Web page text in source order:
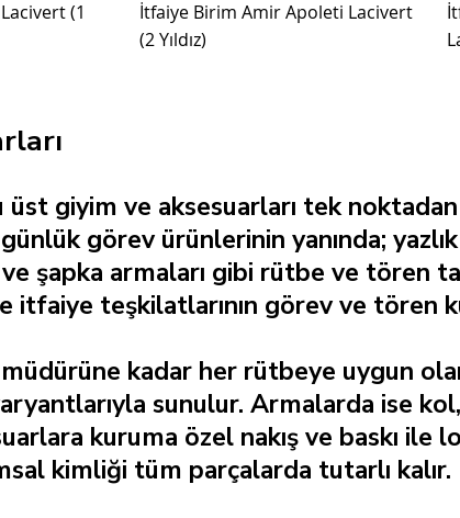
(1
İtfaiye Birim Amir Apoleti Lacivert
(2 Yıldız)
giyim ve aksesuarları tek
görev ürünlerinin yanında; yazlık
şapka armaları gibi rütbe ve tören
teşkilatlarının görev ve tören
kadar her rütbeye uygun
sunulur. Armalarda ise
kuruma özel nakış ve baskı ile
kimliği tüm parçalarda tutarlı kalır.